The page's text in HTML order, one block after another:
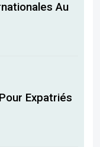
Au
Expatriés